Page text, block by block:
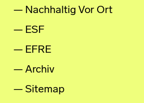
Nachhaltig Vor Ort
ESF
EFRE
Archiv
Sitemap